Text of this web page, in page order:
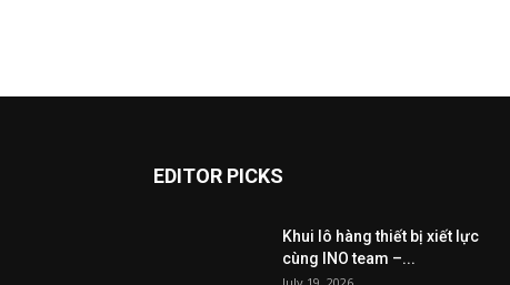
EDITOR PICKS
Khui lô hàng thiết bị xiết lực
cùng INO team –...